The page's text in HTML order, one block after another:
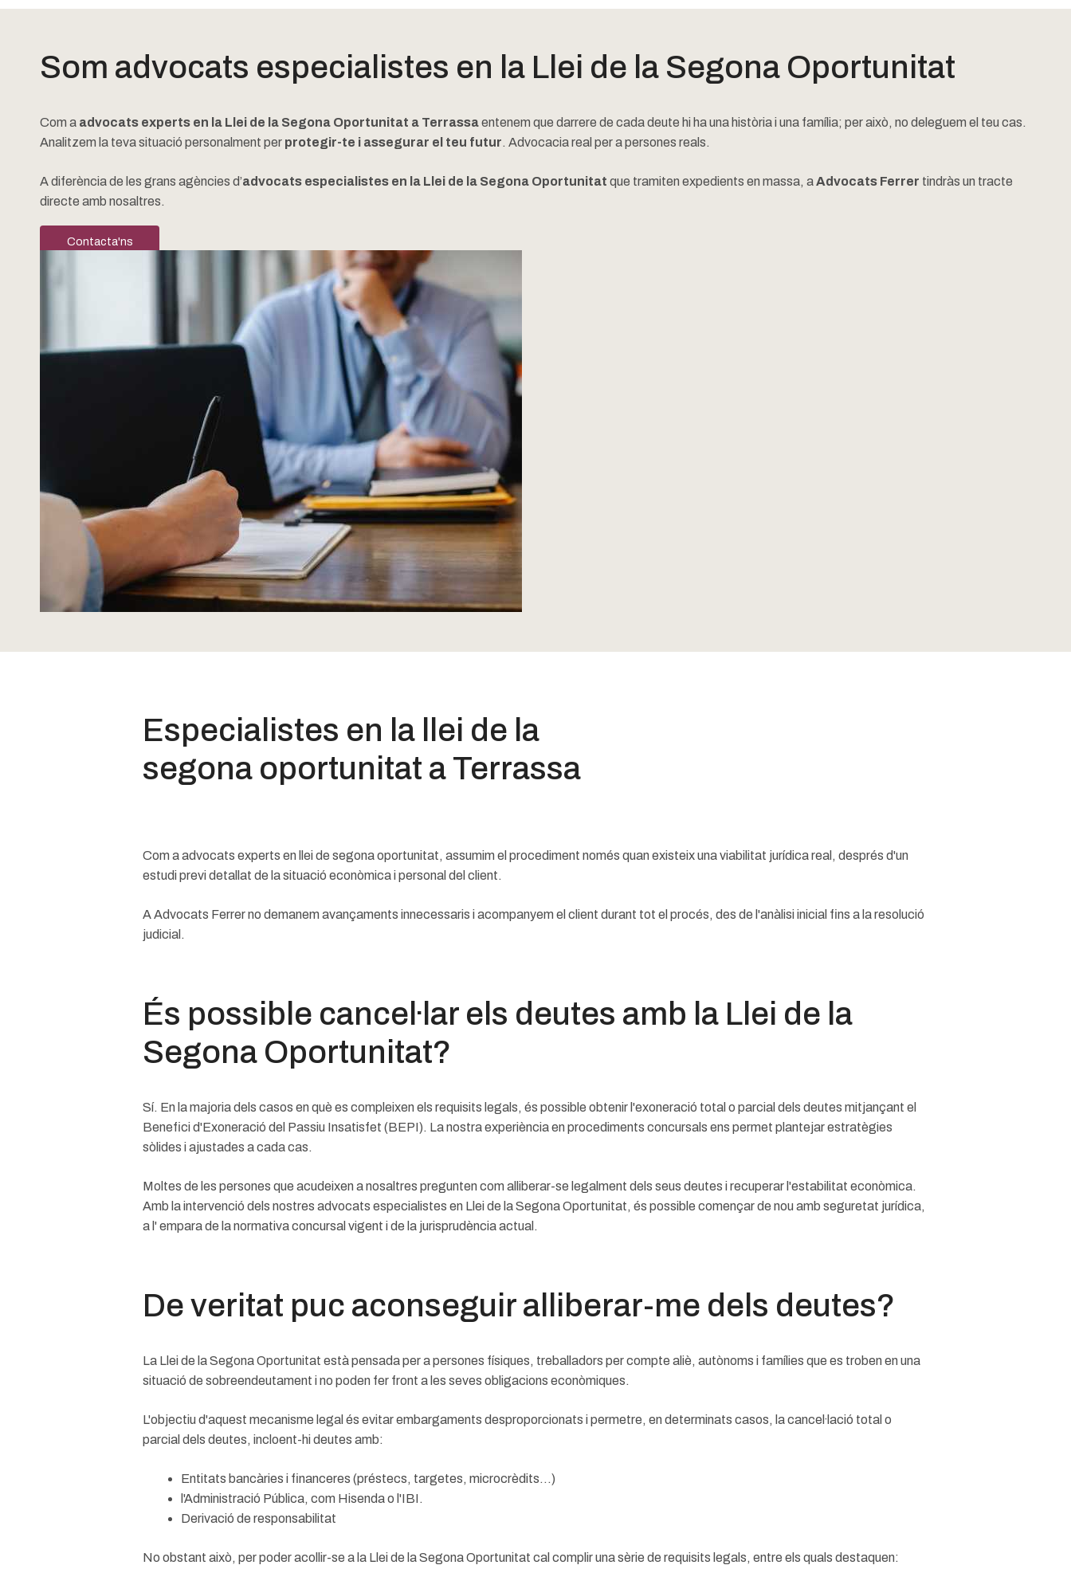
Som advocats especialistes en la Llei de la Segona Oportunitat
Com a advocats experts en la Llei de la Segona Oportunitat a Terrassaentenem que darrere de cada deute hi ha una història i una família; per això, no deleguem el teu cas.
Analitzem la teva situació personalment per protegir-te i assegurar el teu futur. Advocacia real per a persones reals.
A diferència de les grans agències d’advocats especialistes en la Llei de la Segona Oportunitat que tramiten expedients en massa, aAdvocats Ferrer tindràs un tracte
directe amb nosaltres.
Contacta'ns
Especialistes en la llei de la
segona oportunitat a Terrassa
Com a advocats experts en llei de segona oportunitat, assumim el procediment només quan existeix una viabilitat jurídica real, després d'un
estudi previ detallat de la situació econòmica i personal del client.
A Advocats Ferrer no demanem avançaments innecessaris i acompanyem el client durant tot el procés, des de l'anàlisi inicial fins a la resolució
judicial.
És possible cancel·lar els deutes amb la Llei de la
Segona Oportunitat?
Sí. En la majoria dels casos en què es compleixen els requisits legals, és possible obtenir l'exoneració total o parcial dels deutes mitjançant el
Benefici d'Exoneració del Passiu Insatisfet (BEPI). La nostra experiència en procediments concursals ens permet plantejar estratègies
sòlides i ajustades a cada cas.
Moltes de les persones que acudeixen a nosaltres pregunten com alliberar-se legalment dels seus deutes i recuperar l'estabilitat econòmica.
Amb la intervenció dels nostres advocats especialistes en Llei de la Segona Oportunitat, és possible començar de nou amb seguretat jurídica,
a l' empara de la normativa concursal vigent i de la jurisprudència actual.
De veritat puc aconseguir alliberar-me dels deutes?
La Llei de la Segona Oportunitat està pensada per a persones físiques, treballadors per compte aliè, autònoms i famílies que es troben en una
situació de sobreendeutament i no poden fer front a les seves obligacions econòmiques.
L'objectiu d'aquest mecanisme legal és evitar embargaments desproporcionats i permetre, en determinats casos, la cancel·lació total o
parcial dels deutes, incloent-hi deutes amb:
Entitats bancàries i financeres (préstecs, targetes, microcrèdits...)
l'Administració Pública, com Hisenda o l'IBI.
Derivació de responsabilitat
No obstant això, per poder acollir-se a la Llei de la Segona Oportunitat cal complir una sèrie de requisits legals, entre els quals destaquen: